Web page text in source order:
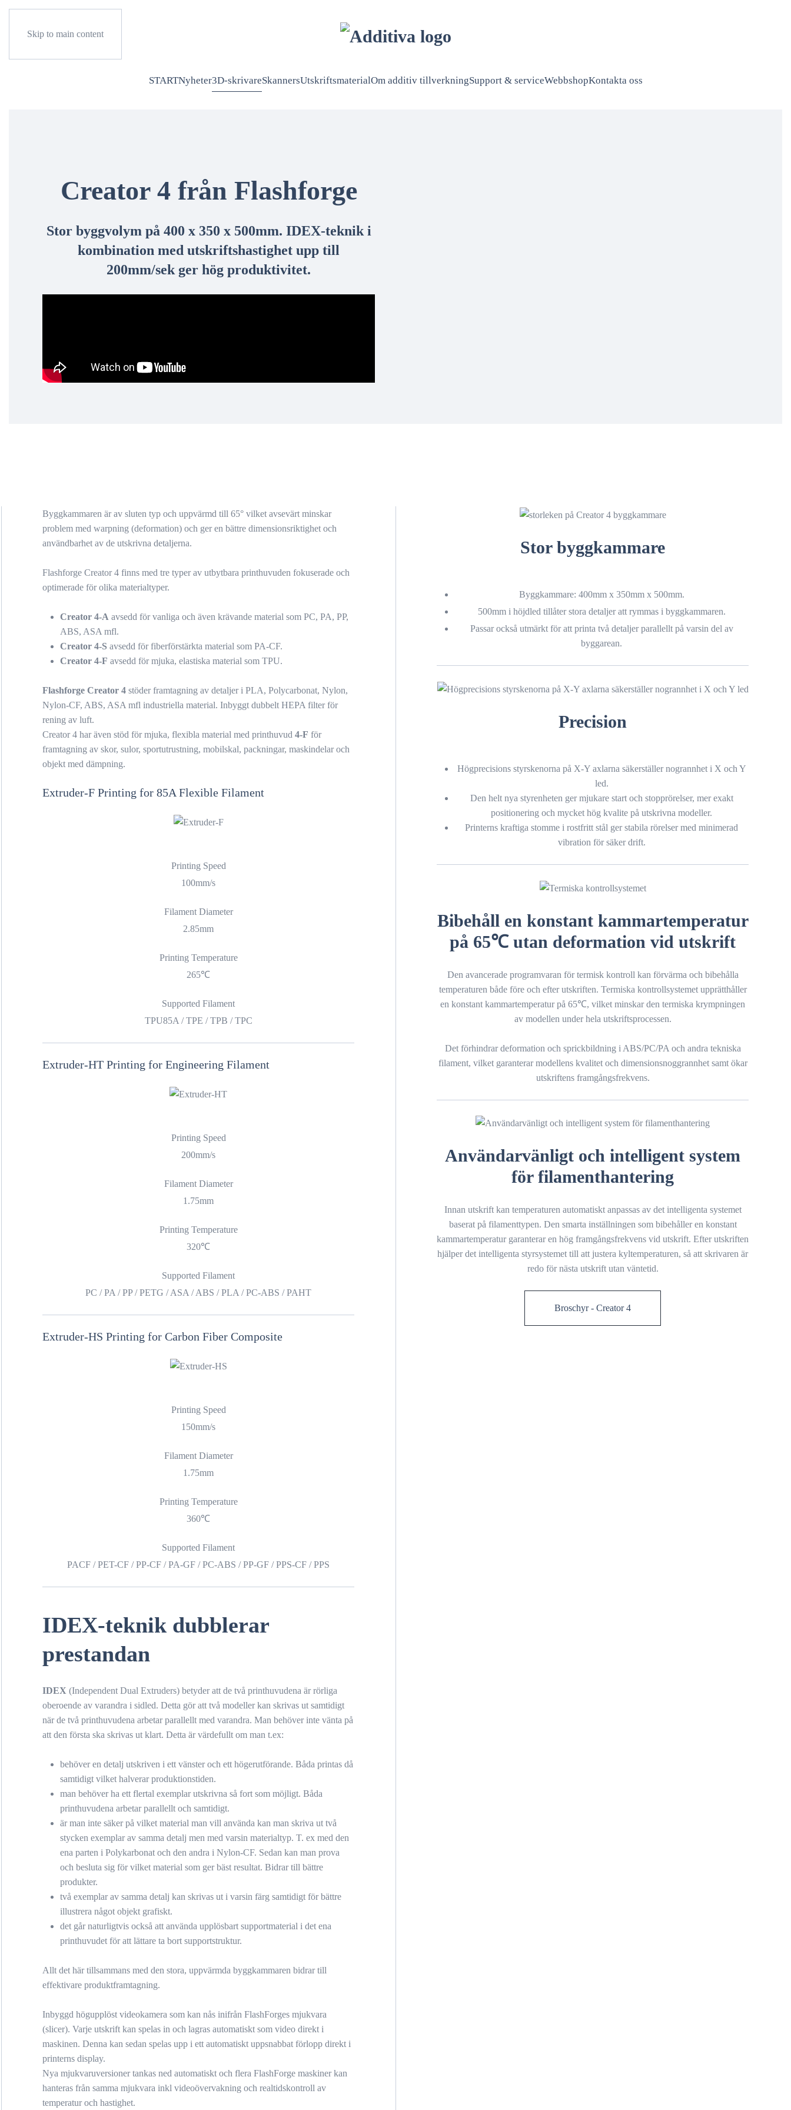
Skip to main content
STARTNyheter3D-skrivareSkannersUtskriftsmaterialOm additiv tillverkningSupport & serviceWebbshopKontakta oss
Creator 4 från Flashforge
Stor byggvolym på 400 x 350 x 500mm. IDEX-teknik i
kombination med utskriftshastighet upp till
200mm/sek ger hög produktivitet.
Byggkammaren är av sluten typ och uppvärmd till 65° vilket avsevärt minskar
problem med warpning (deformation) och ger en bättre dimensionsriktighet och
användbarhet av de utskrivna detaljerna.
Flashforge Creator 4 finns med tre typer av utbytbara printhuvuden fokuserade och
optimerade för olika materialtyper.
Creator 4-A avsedd för vanliga och även krävande material som PC, PA, PP,
ABS, ASA mfl.
Creator 4-S avsedd för fiberförstärkta material som PA-CF.
Creator 4-F avsedd för mjuka, elastiska material som TPU.
Flashforge Creator 4 stöder framtagning av detaljer i PLA, Polycarbonat, Nylon,
Nylon-CF, ABS, ASA mfl industriella material. Inbyggt dubbelt HEPA filter för
rening av luft.
Creator 4 har även stöd för mjuka, flexibla material med printhuvud 4-F för
framtagning av skor, sulor, sportutrustning, mobilskal, packningar, maskindelar och
objekt med dämpning.
Extruder-F Printing for 85A Flexible Filament
Printing Speed
100mm/s
Filament Diameter
2.85mm
Printing Temperature
265℃
Supported Filament
TPU85A / TPE / TPB / TPC
Extruder-HT Printing for Engineering Filament
Printing Speed
200mm/s
Filament Diameter
1.75mm
Printing Temperature
320℃
Supported Filament
PC / PA / PP / PETG / ASA / ABS / PLA / PC-ABS / PAHT
Extruder-HS Printing for Carbon Fiber Composite
Printing Speed
150mm/s
Filament Diameter
1.75mm
Printing Temperature
360℃
Supported Filament
PACF / PET-CF / PP-CF / PA-GF / PC-ABS / PP-GF / PPS-CF / PPS
IDEX-teknik dubblerar
prestandan
IDEX (Independent Dual Extruders) betyder att de två printhuvudena är rörliga
oberoende av varandra i sidled. Detta gör att två modeller kan skrivas ut samtidigt
när de två printhuvudena arbetar parallellt med varandra. Man behöver inte vänta på
att den första ska skrivas ut klart. Detta är värdefullt om man t.ex:
behöver en detalj utskriven i ett vänster och ett högerutförande. Båda printas då
samtidigt vilket halverar produktionstiden.
man behöver ha ett flertal exemplar utskrivna så fort som möjligt. Båda
printhuvudena arbetar parallellt och samtidigt.
är man inte säker på vilket material man vill använda kan man skriva ut två
stycken exemplar av samma detalj men med varsin materialtyp. T. ex med den
ena parten i Polykarbonat och den andra i Nylon-CF. Sedan kan man prova
och besluta sig för vilket material som ger bäst resultat. Bidrar till bättre
produkter.
två exemplar av samma detalj kan skrivas ut i varsin färg samtidigt för bättre
illustrera något objekt grafiskt.
det går naturligtvis också att använda upplösbart supportmaterial i det ena
printhuvudet för att lättare ta bort supportstruktur.
Allt det här tillsammans med den stora, uppvärmda byggkammaren bidrar till
effektivare produktframtagning.
Inbyggd högupplöst videokamera som kan nås inifrån FlashForges mjukvara
(slicer). Varje utskrift kan spelas in och lagras automatiskt som video direkt i
maskinen. Denna kan sedan spelas upp i ett automatiskt uppsnabbat förlopp direkt i
printerns display.
Nya mjukvaruversioner tankas ned automatiskt och flera FlashForge maskiner kan
hanteras från samma mjukvara inkl videoövervakning och realtidskontroll av
temperatur och hastighet.
Stor byggkammare
Byggkammare: 400mm x 350mm x 500mm.
500mm i höjdled tillåter stora detaljer att rymmas i byggkammaren.
Passar också utmärkt för att printa två detaljer parallellt på varsin del av
byggarean.
Precision
Högprecisions styrskenorna på X-Y axlarna säkerställer nogrannhet i X och Y
led.
Den helt nya styrenheten ger mjukare start och stopprörelser, mer exakt
positionering och mycket hög kvalite på utskrivna modeller.
Printerns kraftiga stomme i rostfritt stål ger stabila rörelser med minimerad
vibration för säker drift.
Bibehåll en konstant kammartemperatur
på 65℃ utan deformation vid utskrift
Den avancerade programvaran för termisk kontroll kan förvärma och bibehålla
temperaturen både före och efter utskriften. Termiska kontrollsystemet upprätthåller
en konstant kammartemperatur på 65℃, vilket minskar den termiska krympningen
av modellen under hela utskriftsprocessen.
Det förhindrar deformation och sprickbildning i ABS/PC/PA och andra tekniska
filament, vilket garanterar modellens kvalitet och dimensionsnoggrannhet samt ökar
utskriftens framgångsfrekvens.
Användarvänligt och intelligent system
för filamenthantering
Innan utskrift kan temperaturen automatiskt anpassas av det intelligenta systemet
baserat på filamenttypen. Den smarta inställningen som bibehåller en konstant
kammartemperatur garanterar en hög framgångsfrekvens vid utskrift. Efter utskriften
hjälper det intelligenta styrsystemet till att justera kyltemperaturen, så att skrivaren är
redo för nästa utskrift utan väntetid.
Broschyr - Creator 4